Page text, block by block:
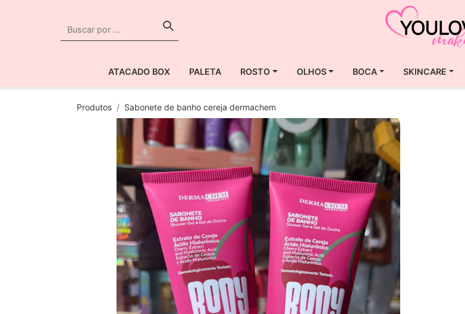
ATACADO BOX PALETA ROSTO OLHOS BOCA SKINCARE
Produtos Sabonete de banho cereja dermachem